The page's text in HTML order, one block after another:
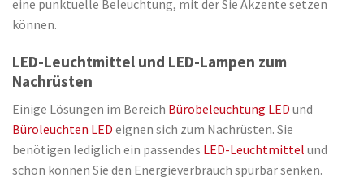
eine punktuelle Beleuchtung, mit der Sie Akzente setzen
können.
LED-Leuchtmittel und LED-Lampen zum
Nachrüsten
Einige Lösungen im Bereich Bürobeleuchtung LED und
Büroleuchten LED eignen sich zum Nachrüsten. Sie
benötigen lediglich ein passendes LED-Leuchtmittel und
schon können Sie den Energieverbrauch spürbar senken.